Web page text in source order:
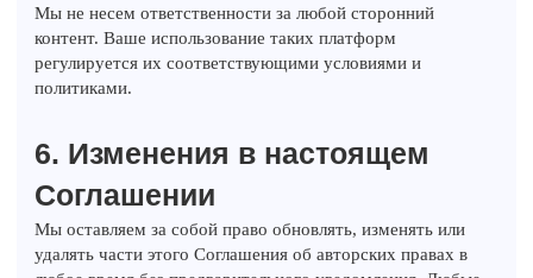
Мы не несем ответственности за любой сторонний
контент. Ваше использование таких платформ
регулируется их соответствующими условиями и
политиками.
6. Изменения в настоящем
Соглашении
Мы оставляем за собой право обновлять, изменять или
удалять части этого Соглашения об авторских правах в